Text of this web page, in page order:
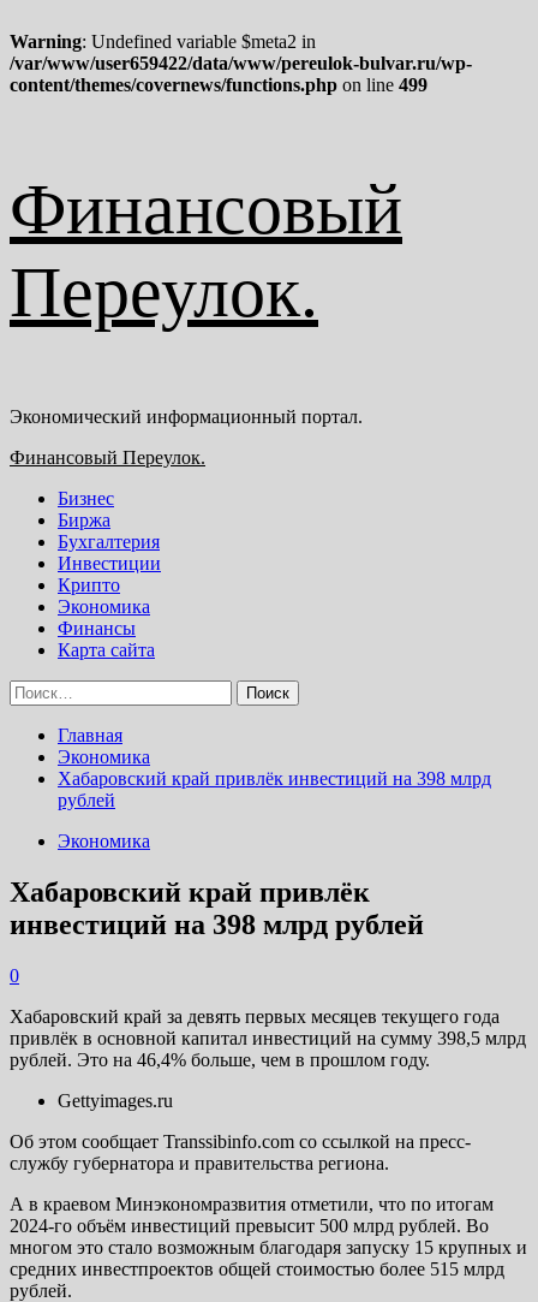
Warning: Undefined variable $meta2 in
/var/www/user659422/data/www/pereulok-bulvar.ru/wp-
content/themes/covernews/functions.php on line 499
к
содержимому
Финансовый
Переулок.
Экономический информационный портал.
Основное
Финансовый Переулок.
Бизнес
Биржа
Бухгалтерия
Инвестиции
Крипто
Экономика
Финансы
Карта сайта
Найти:
Главная
Экономика
Хабаровский край привлёк инвестиций на 398 млрд
рублей
Экономика
Хабаровский край привлёк
инвестиций на 398 млрд рублей
0
Хабаровский край за девять первых месяцев текущего года
привлёк в основной капитал инвестиций на сумму 398,5 млрд
рублей. Это на 46,4% больше, чем в прошлом году.
Gettyimages.ru
Об этом сообщает Transsibinfo.com со ссылкой на пресс-
службу губернатора и правительства региона.
А в краевом Минэкономразвития отметили, что по итогам
2024-го объём инвестиций превысит 500 млрд рублей. Во
многом это стало возможным благодаря запуску 15 крупных и
средних инвестпроектов общей стоимостью более 515 млрд
рублей.